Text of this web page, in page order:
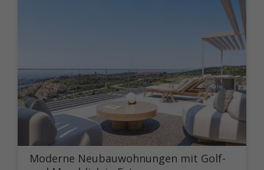
Moderne Neubauwohnungen mit Golf-